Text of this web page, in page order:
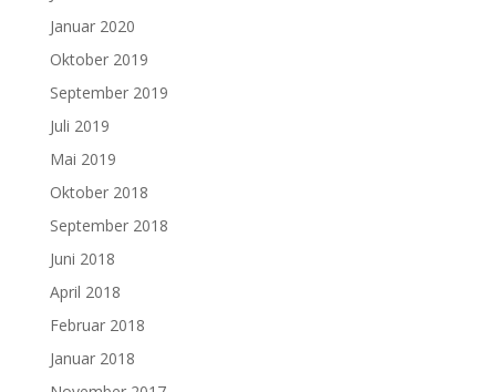
Januar 2020
Oktober 2019
September 2019
Juli 2019
Mai 2019
Oktober 2018
September 2018
Juni 2018
April 2018
Februar 2018
Januar 2018